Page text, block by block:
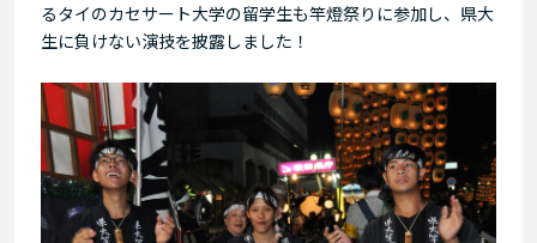
るタイのカセサート大学の留学生も竿燈祭りに参加し、県大
生に負けない演技を披露しました！